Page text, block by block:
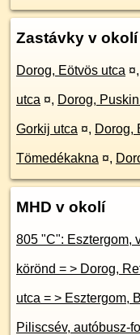
Zastávky v okolí
Dorog, Eötvös utca ¤,
utca ¤, Dorog,
Gorkij utca ¤, Dorog,
Tömedékakna ¤,
MHD v okolí
805 "C": Esztergom,
körönd = > Dorog, Református templom = > Dorog, Gorkij
utca = >
Piliscsév, autóbusz-forduló = >